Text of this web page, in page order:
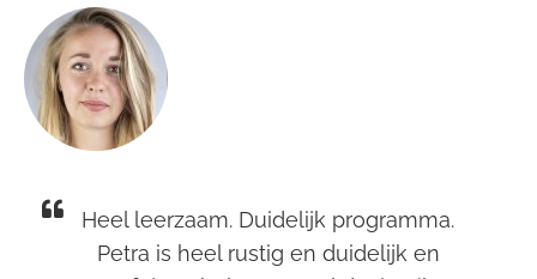
Heel leerzaam. Duidelijk programma.
Petra is heel rustig en duidelijk en